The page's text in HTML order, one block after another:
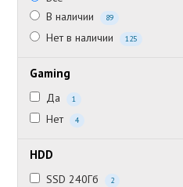
В наличии
89
Нет в наличии 125
Gaming
Да 1
Нет 4
HDD
SSD 240Гб 2